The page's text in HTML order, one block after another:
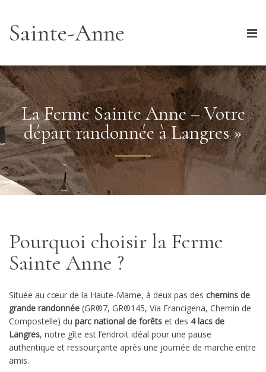
Sainte-Anne
La Ferme Sainte Anne – Votre
départ randonnée à Langres »
Pourquoi choisir la Ferme
Sainte Anne ?
Située au cœur de la Haute-Marne, à deux pas des chemins de
grande randonnée (GR®7, GR®145, Via Francigena, Chemin de
Compostelle) du parc national de forêts et des 4 lacs de
Langres, notre gîte est l’endroit idéal pour une pause
authentique et ressourçante après une journée de marche entre
amis.